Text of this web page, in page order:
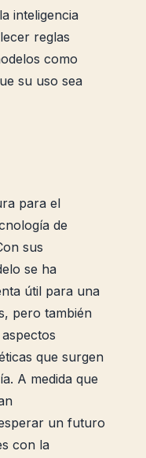
inteligencia
reglas
como
su uso sea
para el
de
sus
se ha
útil para una
pero también
que surgen
A medida que
un futuro
con la